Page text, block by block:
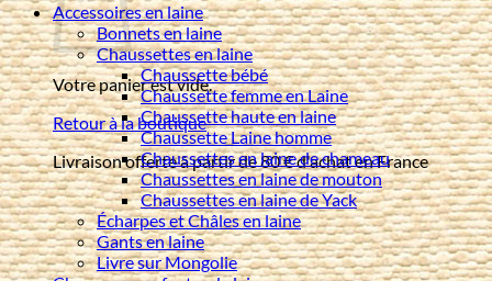
Votre panier est vide.
Retour à la boutique
Livraison offerte à partir de 80 € d'achat en France
Accessoires en laine
Bonnets en laine
Chaussettes en laine
Chaussette bébé
Chaussette femme en Laine
Chaussette haute en laine
Chaussette Laine homme
Chaussettes en laine de chameau
Chaussettes en laine de mouton
Chaussettes en laine de Yack
Écharpes et Châles en laine
Gants en laine
Livre sur Mongolie